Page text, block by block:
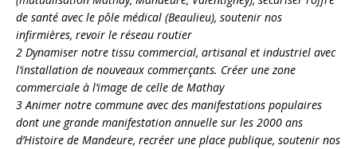
de santé avec le pôle médical (Beaulieu), soutenir nos
infirmières, revoir le réseau routier
2 Dynamiser notre tissu commercial, artisanal et industriel avec
l’installation de nouveaux commerçants. Créer une zone
commerciale à l’image de celle de Mathay
3 Animer notre commune avec des manifestations populaires
dont une grande manifestation annuelle sur les 2000 ans
d’Histoire de Mandeure, recréer une place publique, soutenir nos